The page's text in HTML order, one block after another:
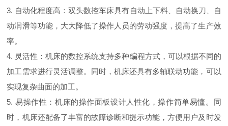
3. 自动化程度高：双头数控车床具有自动上下料、自动换刀、自
动润滑等功能，大大降低了操作人员的劳动强度，提高了生产效
率。
4. 灵活性：机床的数控系统支持多种编程方式，可以根据不同的
加工需求进行灵活调整。同时，机床还具有多轴联动功能，可以
实现复杂曲面的加工。
5. 易操作性：机床的操作面板设计人性化，操作简单易懂。同
时，机床还配备了丰富的故障诊断和提示功能，方便用户及时发